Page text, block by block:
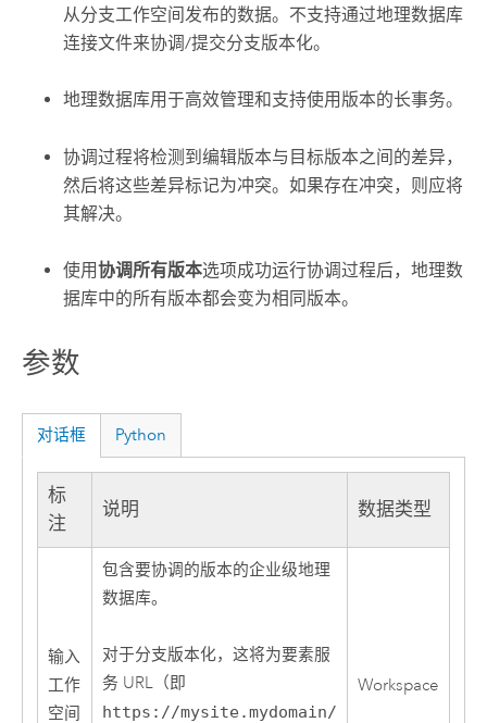
从分支工作空间发布的数据。不支持通过地理数据库
连接文件来协调/提交分支版本化。
地理数据库用于高效管理和支持使用版本的长事务。
协调过程将检测到编辑版本与目标版本之间的差异，
然后将这些差异标记为冲突。如果存在冲突，则应将
其解决。
使用协调所有版本选项成功运行协调过程后，地理数
据库中的所有版本都会变为相同版本。
参数
对话框 Python
标
注
说明 数据类型
输入
工作
空间
包含要协调的版本的企业级地理
数据库。
对于分支版本化，这将为要素服
务 URL（即
https://mysite.mydomain/
Workspace